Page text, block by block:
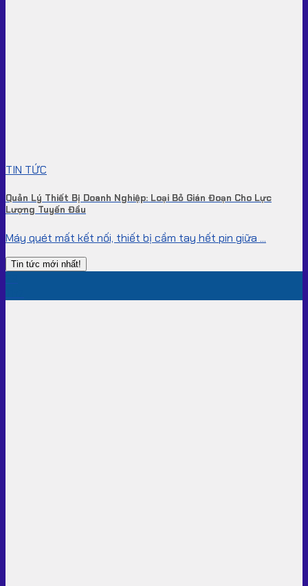
TIN TỨC
Quản Lý Thiết Bị Doanh Nghiệp: Loại Bỏ Gián Đoạn Cho Lực
Lượng Tuyến Đầu
Máy quét mất kết nối, thiết bị cầm tay hết pin giữa ...
Tin tức mới nhất!